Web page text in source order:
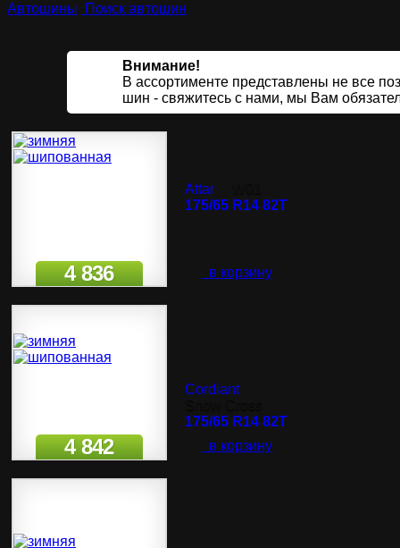
Автошины Поиск автошин
Внимание!
В ассортименте представлены не все
шин - свяжитесь с нами, мы Вам
4 836
Attar
175/65 R14 82T
в корзину
4 842
Cordiant
175/65 R14 82T
в корзину